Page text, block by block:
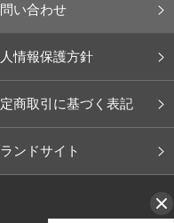
い合わせ
情報保護方針
商取引に基づく表記
ンドサイト